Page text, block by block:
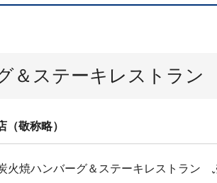
＆ステーキレストラ
（敬称略）
火焼ハンバーグ＆ステーキレストラン